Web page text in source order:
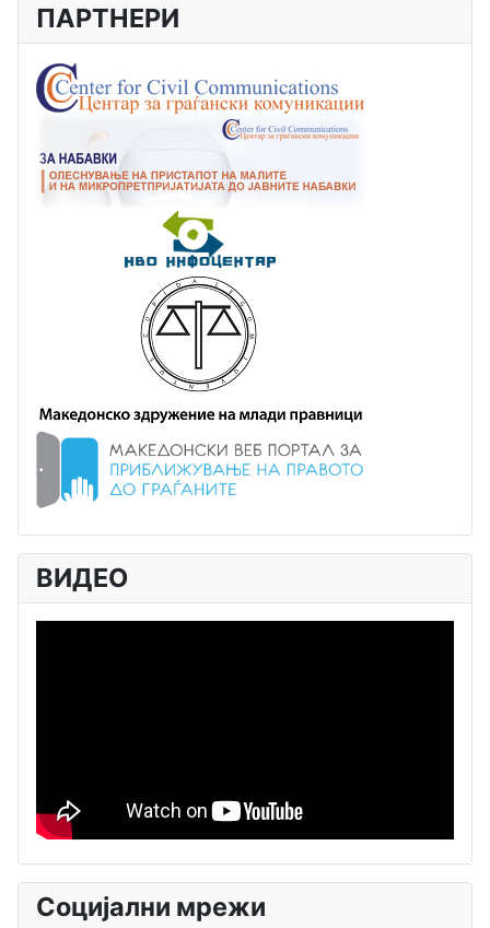
ПАРТНЕРИ
ВИДЕО
Социјални мрежи